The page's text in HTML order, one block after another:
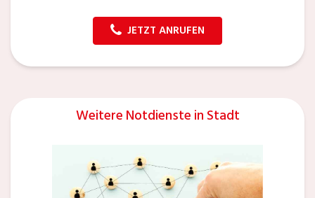
JETZT ANRUFEN
Weitere Notdienste in Stadt